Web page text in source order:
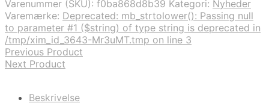
Varenummer (SKU): f0ba868d8b39 Kategori: Nyheder
Varemærke: Deprecated: mb_strtolower(): Passing null
to parameter #1 ($string) of type string is deprecated in
/tmp/xim_id_3643-Mr3uMT.tmp on line 3
Previous Product
Next Product
Beskrivelse